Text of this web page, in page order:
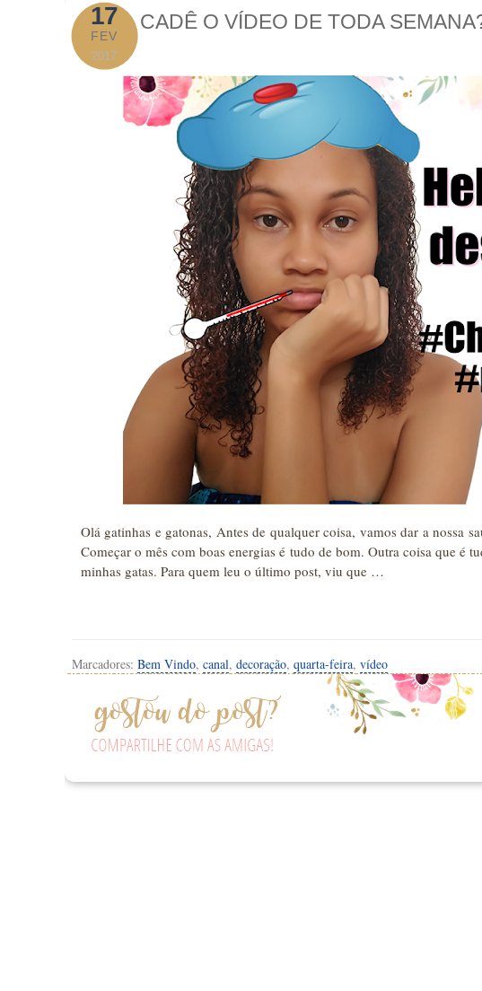
17
FEV
2017
CADÊ O VÍDEO DE TODA
Olá gatinhas e gatonas, Antes de qualquer coisa, vamos dar a nossa
Começar o mês com boas energias é tudo de bom. Outra coisa que é
minhas gatas. Para quem leu o último post, viu que …
Marcadores: Bem Vindo, canal, decoração, quarta-feira, vídeo